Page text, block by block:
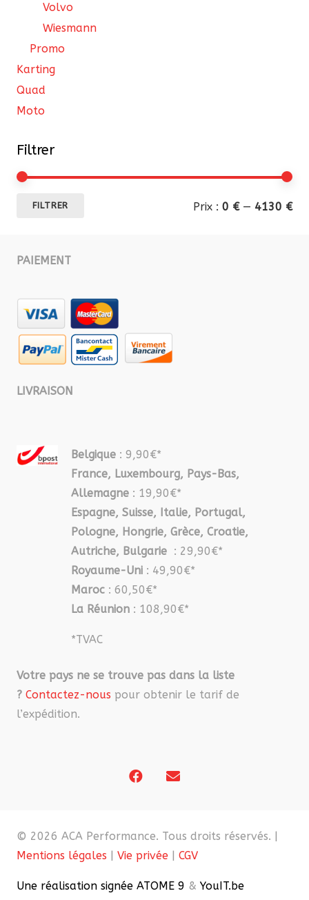
Volvo
Wiesmann
Promo
Karting
Quad
Moto
Filtrer
FILTRER Prix : 0 €— 4130 €
PAIEMENT
LIVRAISON
Belgique : 9,90€*
France, Luxembourg, Pays-Bas,
Allemagne : 19,90€*
Espagne, Suisse, Italie, Portugal,
Pologne, Hongrie, Grèce, Croatie,
Autriche, Bulgarie : 29,90€*
Royaume-Uni : 49,90€*
Maroc : 60,50€*
La Réunion : 108,90€*
*TVAC
Votre pays ne se trouve pas dans la liste
? Contactez-nous pour obtenir le tarif de
l’expédition.
© 2026 ACA Performance. Tous droits réservés. |
Mentions légales | Vie privée | CGV
Une réalisation signée ATOME 9 & YouIT.be